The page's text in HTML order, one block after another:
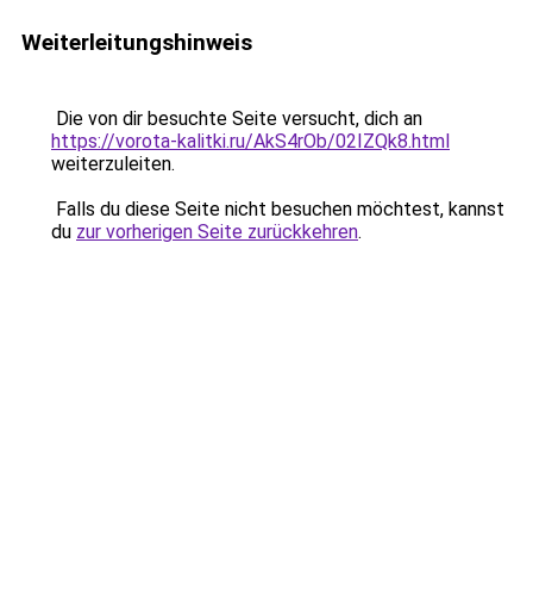
Weiterleitungshinweis
Die von dir besuchte Seite versucht, dich an
https://vorota-kalitki.ru/AkS4rOb/02IZQk8.html
weiterzuleiten.
Falls du diese Seite nicht besuchen möchtest, kannst
du zur vorherigen Seite zurückkehren.